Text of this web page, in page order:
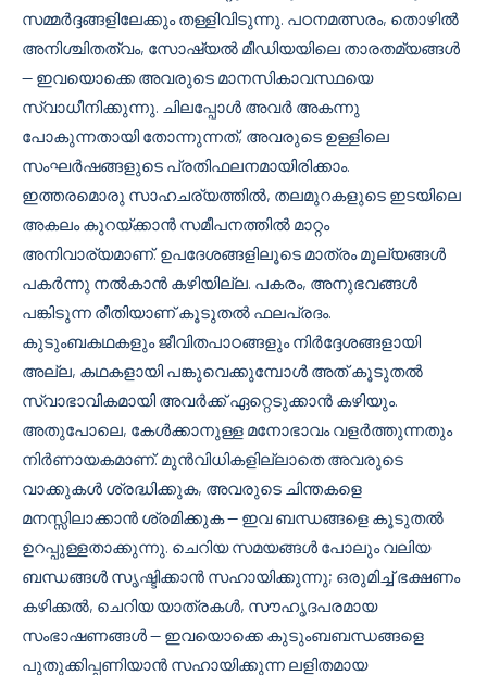
സമ്മർദ്ദങ്ങളിലേക്കും തള്ളിവിടുന്നു. പഠനമത്സരം, തൊഴിൽ
അനിശ്ചിതത്വം, സോഷ്യൽ മീഡിയയിലെ താരതമ്യങ്ങൾ
— ഇവയൊക്കെ അവരുടെ മാനസികാവസ്ഥയെ
സ്വാധീനിക്കുന്നു. ചിലപ്പോൾ അവർ അകന്നു
പോകുന്നതായി തോന്നുന്നത്, അവരുടെ ഉള്ളിലെ
സംഘർഷങ്ങളുടെ പ്രതിഫലനമായിരിക്കാം.
ഇത്തരമൊരു സാഹചര്യത്തിൽ, തലമുറകളുടെ ഇടയിലെ
അകലം കുറയ്ക്കാൻ സമീപനത്തിൽ മാറ്റം
അനിവാര്യമാണ്. ഉപദേശങ്ങളിലൂടെ മാത്രം മൂല്യങ്ങൾ
പകർന്നു നൽകാൻ കഴിയില്ല. പകരം, അനുഭവങ്ങൾ
പങ്കിടുന്ന രീതിയാണ് കൂടുതൽ ഫലപ്രദം.
കുടുംബകഥകളും ജീവിതപാഠങ്ങളും നിർദ്ദേശങ്ങളായി
അല്ല, കഥകളായി പങ്കുവെക്കുമ്പോൾ അത് കൂടുതൽ
സ്വാഭാവികമായി അവർക്ക് ഏറ്റെടുക്കാൻ കഴിയും.
അതുപോലെ, കേൾക്കാനുള്ള മനോഭാവം വളർത്തുന്നതും
നിർണായകമാണ്. മുൻവിധികളില്ലാതെ അവരുടെ
വാക്കുകൾ ശ്രദ്ധിക്കുക, അവരുടെ ചിന്തകളെ
മനസ്സിലാക്കാൻ ശ്രമിക്കുക — ഇവ ബന്ധങ്ങളെ കൂടുതൽ
ഉറപ്പുള്ളതാക്കുന്നു. ചെറിയ സമയങ്ങൾ പോലും വലിയ
ബന്ധങ്ങൾ സൃഷ്ടിക്കാൻ സഹായിക്കുന്നു; ഒരുമിച്ച് ഭക്ഷണം
കഴിക്കൽ, ചെറിയ യാത്രകൾ, സൗഹൃദപരമായ
സംഭാഷണങ്ങൾ — ഇവയൊക്കെ കുടുംബബന്ധങ്ങളെ
പുതുക്കിപ്പണിയാൻ സഹായിക്കുന്ന ലളിതമായ